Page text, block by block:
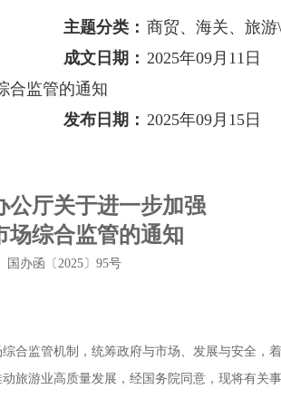
主题分类： 商贸、海关、旅
成文日期： 2025年09月11日
合监管的通知
发布日期： 2025年09月15日
公厅关于进一步加强
场综合监管的通知
国办函〔2025〕95号
合监管机制，统筹政府与市场、发展与安全，
旅游业高质量发展，经国务院同意，现将有关事